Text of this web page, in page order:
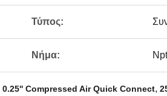
Τύπος:
Νήμα: Npt
0.25'' Compressed Air Quick Connect,